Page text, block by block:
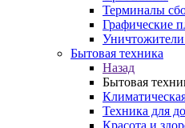
Терминалы
Графические
Уничтожители
Бытовая техника
Назад
Бытовая
Техника для
Красота и